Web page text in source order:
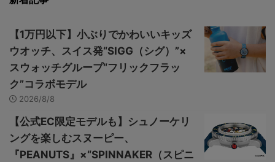
【1万円以下】小ぶりでかわいいキッズ
ウオッチ、スイス発“SIGG（シグ）”×
スウォッチグループ“フリックフラッ
ク”コラボモデル
2026/8/8
【公式EC限定モデルも】シュノーケリ
ングを楽しむスヌーピー、
『PEANUTS』×“SPINNAKER（スピニ